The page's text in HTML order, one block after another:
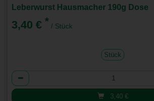
Leberwurst Hausmacher 190g Dose
3,40 € * / Stück
Stück
Anzahl
3,40 €